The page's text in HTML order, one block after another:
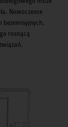
Nowoczesne
bezemisyjnych,
rosnącą